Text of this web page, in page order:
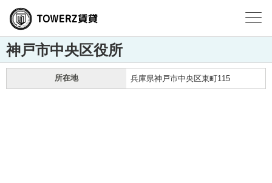
神戸市中央区役所
所在地 兵庫県神戸市中央区東町115